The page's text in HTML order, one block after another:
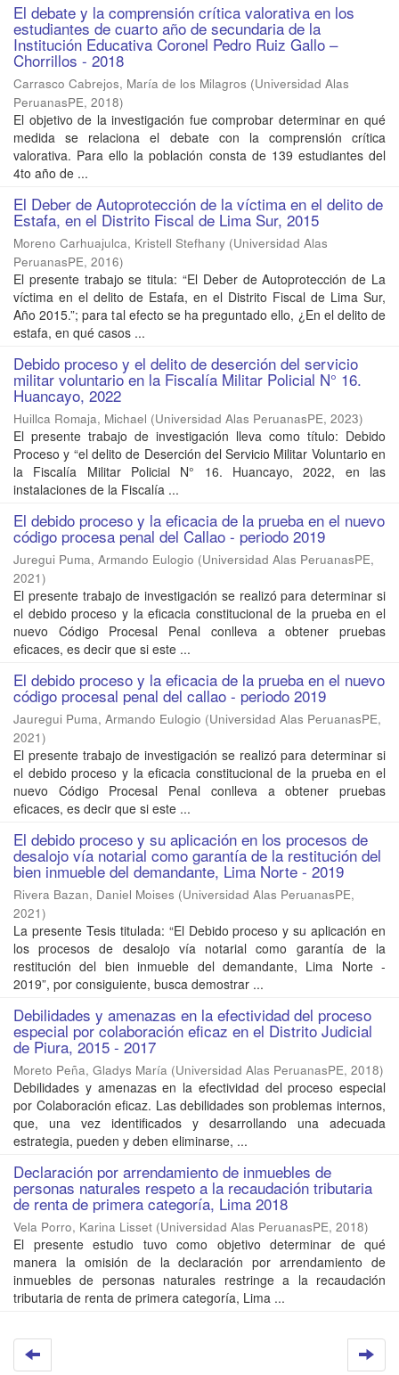
El debate y la comprensión crítica valorativa en los
estudiantes de cuarto año de secundaria de la
Institución Educativa Coronel Pedro Ruiz Gallo –
Chorrillos - 2018
Carrasco Cabrejos, María de los Milagros (Universidad Alas
PeruanasPE, 2018)
El objetivo de la investigación fue comprobar determinar en qué
medida se relaciona el debate con la comprensión crítica
valorativa. Para ello la población consta de 139 estudiantes del
4to año de ...
El Deber de Autoprotección de la víctima en el delito de
Estafa, en el Distrito Fiscal de Lima Sur, 2015
Moreno Carhuajulca, Kristell Stefhany (Universidad Alas
PeruanasPE, 2016)
El presente trabajo se titula: “El Deber de Autoprotección de La
víctima en el delito de Estafa, en el Distrito Fiscal de Lima Sur,
Año 2015.”; para tal efecto se ha preguntado ello, ¿En el delito de
estafa, en qué casos ...
Debido proceso y el delito de deserción del servicio
militar voluntario en la Fiscalía Militar Policial N° 16.
Huancayo, 2022
Huillca Romaja, Michael (Universidad Alas PeruanasPE, 2023)
El presente trabajo de investigación lleva como título: Debido
Proceso y “el delito de Deserción del Servicio Militar Voluntario en
la Fiscalía Militar Policial N° 16. Huancayo, 2022, en las
instalaciones de la Fiscalía ...
El debido proceso y la eficacia de la prueba en el nuevo
código procesa penal del Callao - periodo 2019
Juregui Puma, Armando Eulogio (Universidad Alas PeruanasPE,
2021)
El presente trabajo de investigación se realizó para determinar si
el debido proceso y la eficacia constitucional de la prueba en el
nuevo Código Procesal Penal conlleva a obtener pruebas
eficaces, es decir que si este ...
El debido proceso y la eficacia de la prueba en el nuevo
código procesal penal del callao - periodo 2019
Jauregui Puma, Armando Eulogio (Universidad Alas PeruanasPE,
2021)
El presente trabajo de investigación se realizó para determinar si
el debido proceso y la eficacia constitucional de la prueba en el
nuevo Código Procesal Penal conlleva a obtener pruebas
eficaces, es decir que si este ...
El debido proceso y su aplicación en los procesos de
desalojo vía notarial como garantía de la restitución del
bien inmueble del demandante, Lima Norte - 2019
Rivera Bazan, Daniel Moises (Universidad Alas PeruanasPE,
2021)
La presente Tesis titulada: “El Debido proceso y su aplicación en
los procesos de desalojo vía notarial como garantía de la
restitución del bien inmueble del demandante, Lima Norte -
2019”, por consiguiente, busca demostrar ...
Debilidades y amenazas en la efectividad del proceso
especial por colaboración eficaz en el Distrito Judicial
de Piura, 2015 - 2017
Moreto Peña, Gladys María (Universidad Alas PeruanasPE, 2018)
Debilidades y amenazas en la efectividad del proceso especial
por Colaboración eficaz. Las debilidades son problemas internos,
que, una vez identificados y desarrollando una adecuada
estrategia, pueden y deben eliminarse, ...
Declaración por arrendamiento de inmuebles de
personas naturales respeto a la recaudación tributaria
de renta de primera categoría, Lima 2018
Vela Porro, Karina Lisset (Universidad Alas PeruanasPE, 2018)
El presente estudio tuvo como objetivo determinar de qué
manera la omisión de la declaración por arrendamiento de
inmuebles de personas naturales restringe a la recaudación
tributaria de renta de primera categoría, Lima ...